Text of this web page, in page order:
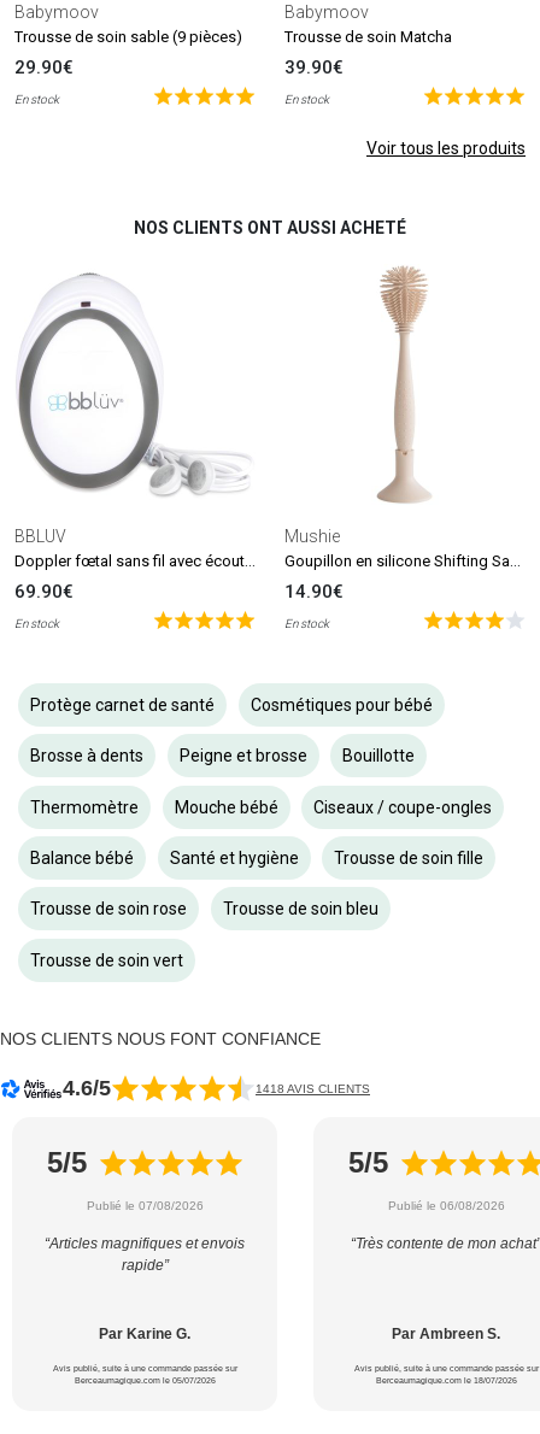
Babymoov
Trousse de soin sable (9 pièces)
29.90€
En stock
Babymoov
Trousse de soin Matcha
39.90€
En stock
Voir tous les produits
NOS CLIENTS ONT AUSSI ACHETÉ
BBLUV
69.90€
En stock
Mushie
14.90€
En stock
Protège carnet de santé Cosmétiques pour bébé
Brosse à dents Peigne et brosse Bouillotte
Thermomètre Mouche bébé Ciseaux / coupe-ongles
Balance bébé Santé et hygiène Trousse de soin fille
Trousse de soin rose Trousse de soin bleu
Trousse de soin vert
NOS CLIENTS NOUS FONT CONFIANCE
4.6/5 1418 AVIS CLIENTS
5/5
Publié le 07/08/2026
“Articles magnifiques et envois
rapide”
Par Karine G.
Avis publié, suite à une commande passée sur
Berceaumagique.com le 05/07/2026
5/5
Publié le 06/08/2026
“Très contente de mon achat”
Par Ambreen S.
Avis publié, suite à une commande passée sur
Berceaumagique.com le 18/07/2026